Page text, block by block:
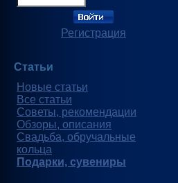
Регистрация
Статьи
Новые статьи
Все статьи
Советы, рекомендации
Обзоры, описания
Свадьба, обручальные
кольца
Подарки, сувениры